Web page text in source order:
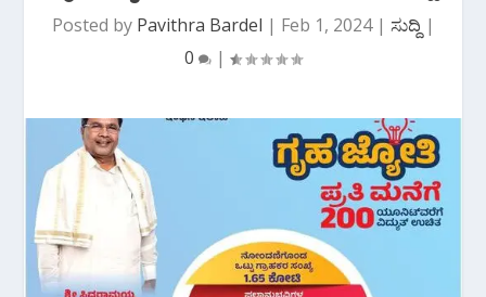
Posted by Pavithra Bardel | Feb 1, 2024| ಸುದ್ದಿ |
0
|